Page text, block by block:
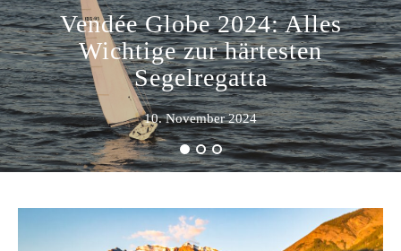
Vendée Globe 2024: Alles
Wichtige zur härtesten
Segelregatta
10. November 2024